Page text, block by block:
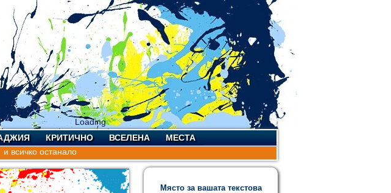
Loading
КРИТИЧНО ВСЕЛЕНА
МЕСТА
и всичко останало
Място за вашата текстова